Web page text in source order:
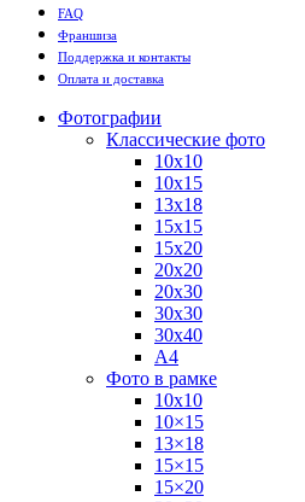
FAQ
Франшиза
Поддержка и контакты
Оплата и доставка
Фотографии
Классические фото
10х10
10х15
13х18
15х15
15х20
20х20
20х30
30х30
30х40
А4
Фото в рамке
10х10
10×15
13×18
15×15
15×20